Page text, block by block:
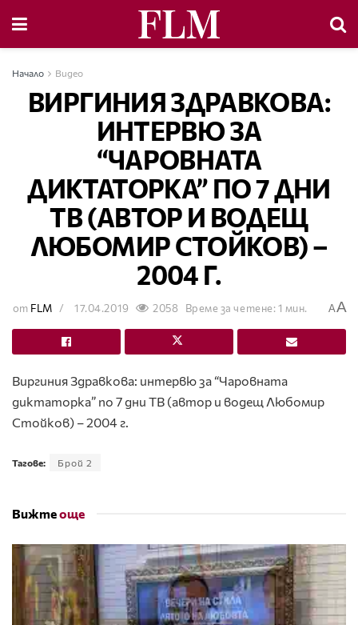
Начало Видео
ВИРГИНИЯ ЗДРАВКОВА:
ИНТЕРВЮ ЗА
“ЧАРОВНАТА
ДИКТАТОРКА” ПО 7 ДНИ
ТВ (АВТОР И ВОДЕЩ
ЛЮБОМИР СТОЙКОВ) –
2004 Г.
от FLM 17.04.2019 2058 Време за четене: 1 мин. AA
Виргиния Здравкова: интервю за “Чаровната
диктаторка” по 7 дни ТВ (автор и водещ Любомир
Стойков) – 2004 г.
Тагове: Брой 2
Вижтеоще